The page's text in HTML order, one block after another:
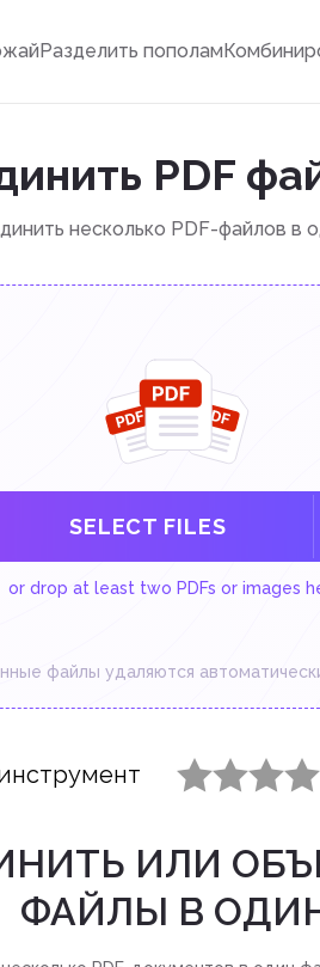
Разделить пополам
PDF
несколько PDF-файлов в
SELECT FILES
or drop at least two PDFs or images
файлы удаляются
ИЛИ
ФАЙЛЫ В